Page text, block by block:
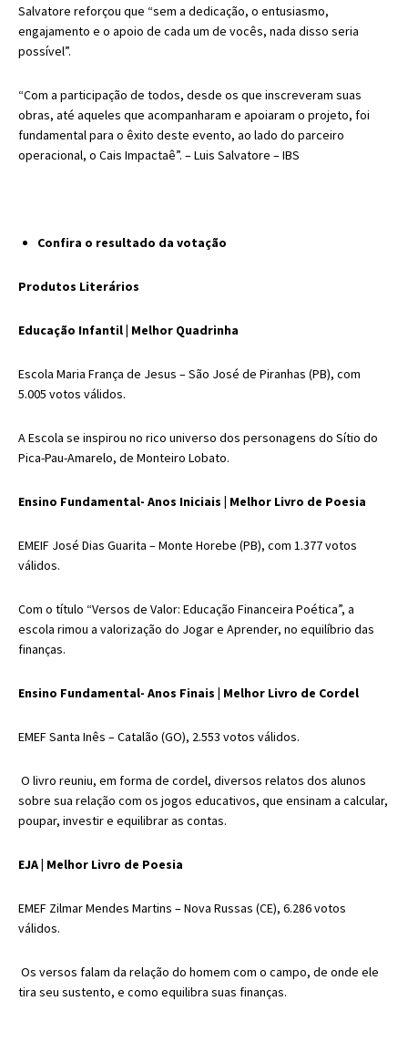
Salvatore reforçou que “sem a dedicação, o entusiasmo,
engajamento e o apoio de cada um de vocês, nada disso seria
possível”.
“Com a participação de todos, desde os que inscreveram suas
obras, até aqueles que acompanharam e apoiaram o projeto, foi
fundamental para o êxito deste evento, ao lado do parceiro
operacional, o Cais Impactaê”. – Luis Salvatore – IBS
Confira o resultado da votação
Produtos Literários
Educação Infantil | Melhor Quadrinha
Escola Maria França de Jesus – São José de Piranhas (PB), com
5.005 votos válidos.
A Escola se inspirou no rico universo dos personagens do Sítio do
Pica-Pau-Amarelo, de Monteiro Lobato.
Ensino Fundamental- Anos Iniciais | Melhor Livro de Poesia
EMEIF José Dias Guarita – Monte Horebe (PB), com 1.377 votos
válidos.
Com o título “Versos de Valor: Educação Financeira Poética”, a
escola rimou a valorização do Jogar e Aprender, no equilíbrio das
finanças.
Ensino Fundamental- Anos Finais | Melhor Livro de Cordel
EMEF Santa Inês – Catalão (GO), 2.553 votos válidos.
O livro reuniu, em forma de cordel, diversos relatos dos alunos
sobre sua relação com os jogos educativos, que ensinam a calcular,
poupar, investir e equilibrar as contas.
EJA | Melhor Livro de Poesia
EMEF Zilmar Mendes Martins – Nova Russas (CE), 6.286 votos
válidos.
Os versos falam da relação do homem com o campo, de onde ele
tira seu sustento, e como equilibra suas finanças.